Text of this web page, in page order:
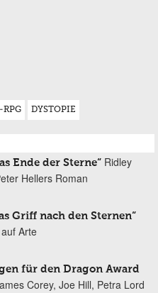
DYSTOPIE
Ende der Sterne“ Ridley
Hellers Roman
Griff nach den Sternen“
Arte
für den Dragon Award
Corey, Joe Hill, Petra Lord